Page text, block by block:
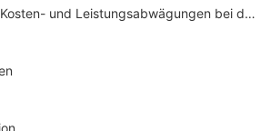
Kosten- und Leistungsabwägungen bei der